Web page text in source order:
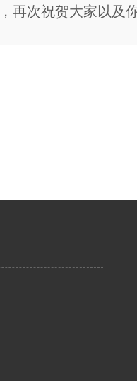
次祝贺大家以及你